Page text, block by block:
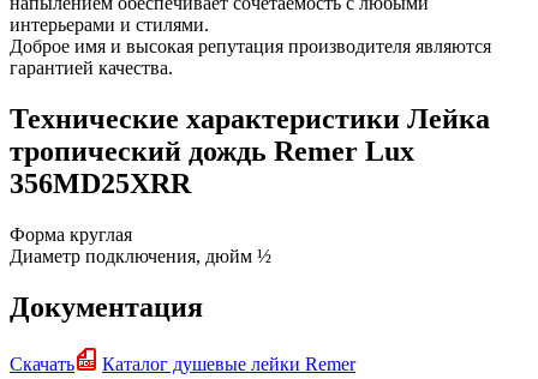
интерьерами и стилями.
Доброе имя и высокая репутация производителя являются
гарантией качества.
Технические характеристики Лейка
тропический дождь Remer Lux
356MD25XRR
Форма круглая
Диаметр подключения, дюйм ½
Документация
Скачать Каталог душевые лейки Remer